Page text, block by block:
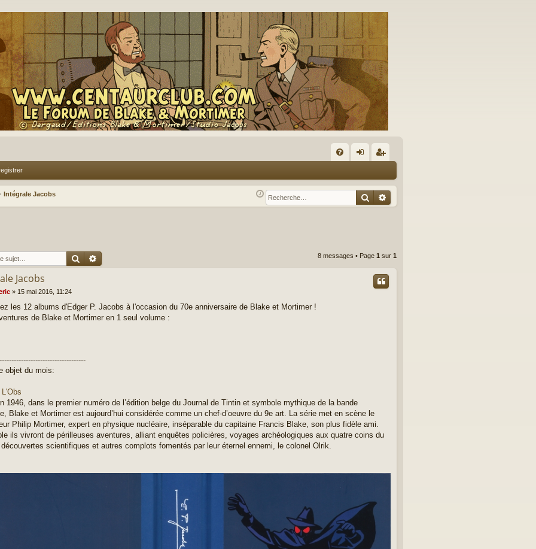
Q ne
xi
nr
eg
r
Intégrale Jacobs Rechercher
Recherche avancée
Rechercher 8 messages • Page 1 sur 1
Jacobs
» 15 mai 2016, 11:24
les 12 albums d'Edger P. Jacobs à l'occasion du 70e anniversaire de Blake et Mortimer !
de Blake et Mortimer en 1 seul volume :
------------------------------------
objet du mois:
1946, dans le premier numéro de l’édition belge du Journal de Tintin et symbole mythique de la bande
Blake et Mortimer est aujourd’hui considérée comme un chef-d’oeuvre du 9e art. La série met en scène le
Philip Mortimer, expert en physique nucléaire, inséparable du capitaine Francis Blake, son plus fidèle ami.
ils vivront de périlleuses aventures, alliant enquêtes policières, voyages archéologiques aux quatre coins du
scientifiques et autres complots fomentés par leur éternel ennemi, le colonel Olrik.